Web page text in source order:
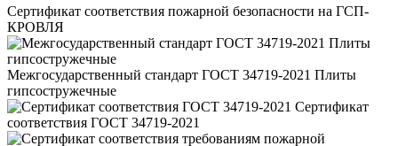
Сертификат соответствия пожарной безопасности на ГСП-
КРОВЛЯ
Межгосударственный стандарт ГОСТ 34719-2021 Плиты
гипсостружечные
Сертификат
соответствия ГОСТ 34719-2021